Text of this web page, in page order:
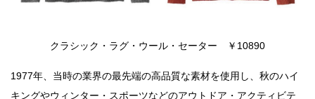
クラシック・ラグ・ウール・セーター ￥10890
1977年、当時の業界の最先端の高品質な素材を使用し、秋のハイ
キングやウィンター・スポーツなどのアウトドア・アクティビテ